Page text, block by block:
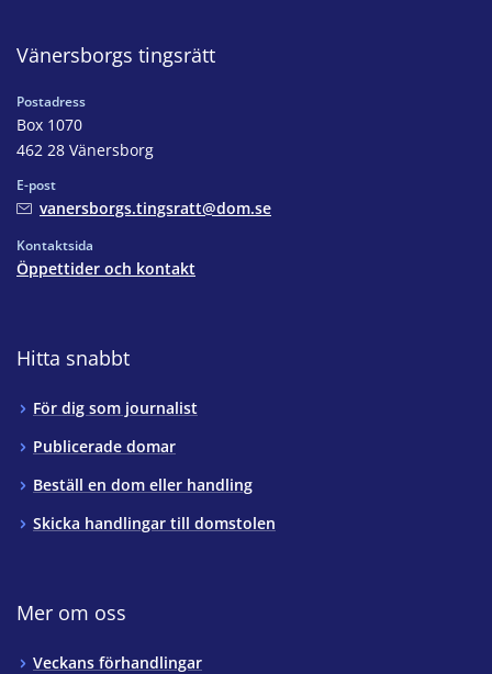
Vänersborgs tingsrätt
Postadress
Box 1070
462 28 Vänersborg
E-post
vanersborgs.tingsratt@dom.se
Kontaktsida
Öppettider och kontakt
Hitta snabbt
För dig som journalist
Publicerade domar
Beställ en dom eller handling
Skicka handlingar till domstolen
Mer om oss
Veckans förhandlingar